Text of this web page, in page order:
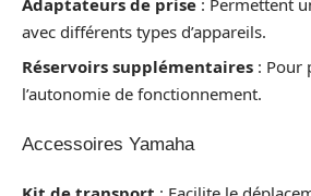
avec différents types d’appareils.
Réservoirs supplémentaires : Pour
l’autonomie de fonctionnement.
Accessoires Yamaha